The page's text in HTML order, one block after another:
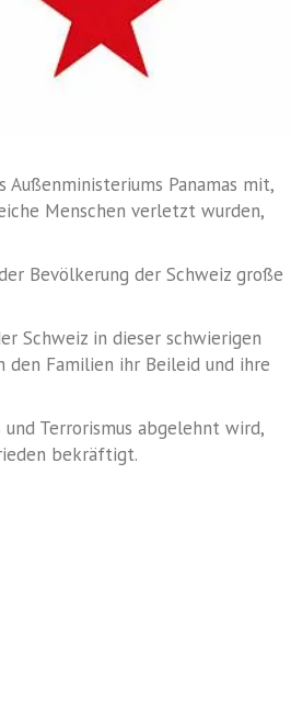
Außenministeriums Panamas mit,
Menschen verletzt wurden,
Bevölkerung der Schweiz große
Schweiz in dieser schwierigen
den Familien ihr Beileid und ihre
Terrorismus abgelehnt wird,
bekräftigt.